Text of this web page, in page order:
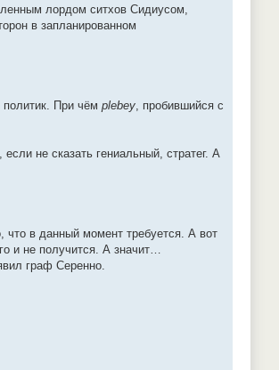
лордом ситхов Сидиусом,
в запланированном
политик. При чём plebey, пробившийся с
не сказать гениальный, стратег. А
что в данный момент требуется. А вот
и не получится. А значит…
граф Серенно.